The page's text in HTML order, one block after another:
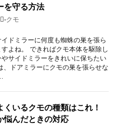
を守る方法
-クモ
イドミラーに何度も蜘蛛の巣を張ら
よね。 できればクモ本体を駆除し
サイドミラーをきれいに保ちたい
、ドアミラーにクモの巣を張らせな
くいるクモの種類はこれ！
悩んだときの対応